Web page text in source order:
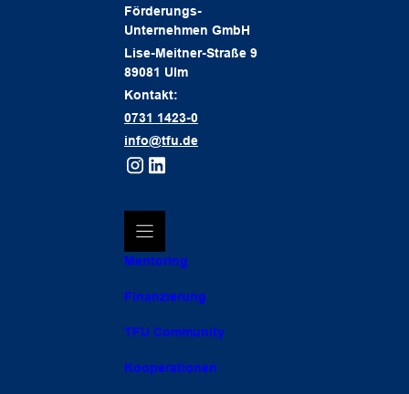
Förderungs-
Unternehmen GmbH
Lise-Meitner-Straße 9
89081 Ulm
Kontakt:
0731 1423-0
info@tfu.de
Mentoring
Finanzierung
TFU Community
Kooperationen